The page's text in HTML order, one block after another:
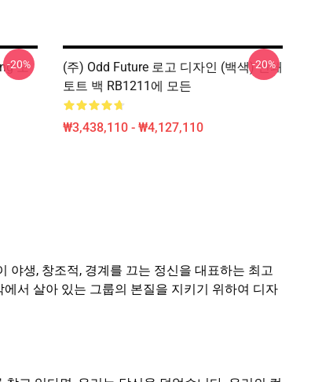
모
-20%
(주) Odd Future 로고 디자인 (백색) 인쇄
토트 백 RB1211에 모든
₩3,438,110 - ₩4,127,110
-20%
야생, 창조적, 경계를 끄는 정신을 대표하는 최고
서 살아 있는 그룹의 본질을 지키기 위하여 디자